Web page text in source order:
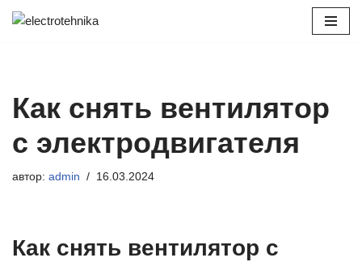
Как снять вентилятор
с электродвигателя
автор: admin 16.03.2024
Как снять вентилятор с